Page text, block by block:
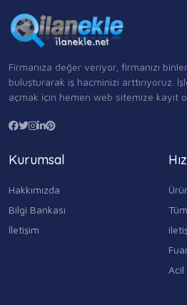
Firmanıza değer veriyor, firmanızı
buluşturarak iş hacminizi arttırıyoruz.
açmak için hemen web sitemize kayıt
Kurumsal
Hakkımızda
Bilgi Bankası
İletişim